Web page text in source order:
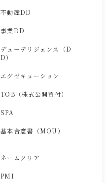
不動産DD
事業DD
デューデリジェンス（D
D）
エグゼキューション
TOB（株式公開買付）
SPA
基本合意書（MOU）
ネームクリア
PMI